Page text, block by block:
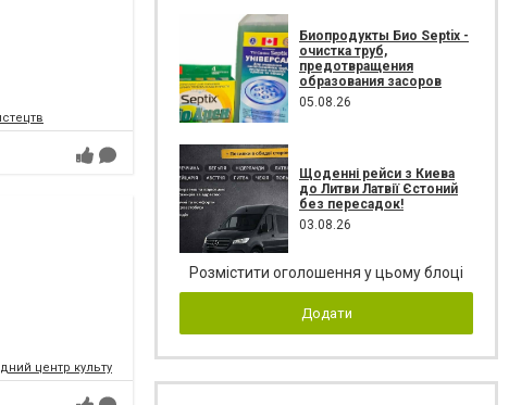
центр культури і мистецтв Федерації профспілок України
Биопродукты Био Septix -
очистка труб,
предотвращения
образования засоров
05.08.26
Щоденні рейси з Киева
до Литви Латвії Єстоний
без пересадок!
03.08.26
Розмістити оголошення у цьому блоці
Додати